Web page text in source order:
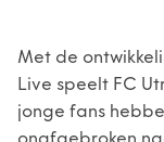
Met de
Live speelt FC
jonge fans